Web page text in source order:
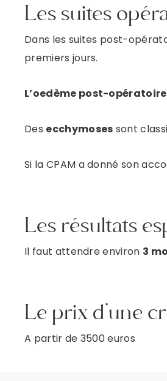
Les suites
Dans les suites post-
premiers jours.
L’oedème post-opératoire
Des ecchymoses sont
Si la CPAM a donné son
Les résultats
Il faut attendre environ 3
Le prix d’une
A partir de 3500 euros